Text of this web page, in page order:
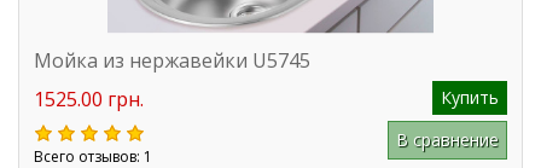
Мойка из нержавейки U5745
1525.00 грн.
Купить
Всего отзывов: 1
В сравнение